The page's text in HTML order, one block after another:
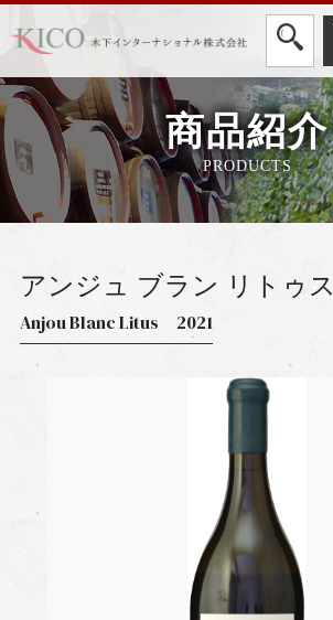
商品紹介
PRODUCTS
アンジュ ブラン リトゥス
Anjou Blanc Litus 2021